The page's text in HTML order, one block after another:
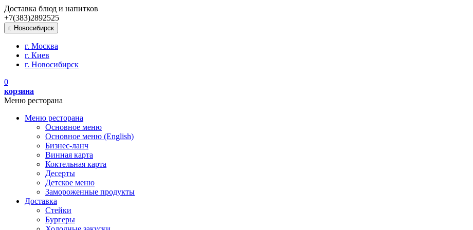
Доставка блюд и напитков
+7(383)2892525
г. Новосибирск
г. Москва
г. Киев
г. Новосибирск
0
корзина
Меню ресторана
Меню ресторана
Основное меню
Основное меню (English)
Бизнес-ланч
Винная карта
Коктельная карта
Десерты
Детское меню
Замороженные продукты
Доставка
Стейки
Бургеры